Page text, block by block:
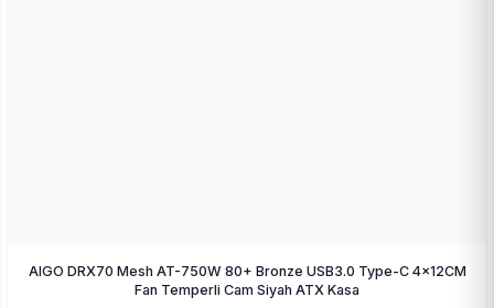
AIGO DRX70 Mesh AT-750W 80+ Bronze USB3.0 Type-C 4×12CM
Fan Temperli Cam Siyah ATX Kasa